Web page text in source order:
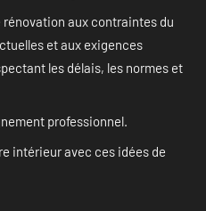
aux contraintes du
et aux exigences
les délais, les normes et
professionnel.
intérieur avec ces idées de